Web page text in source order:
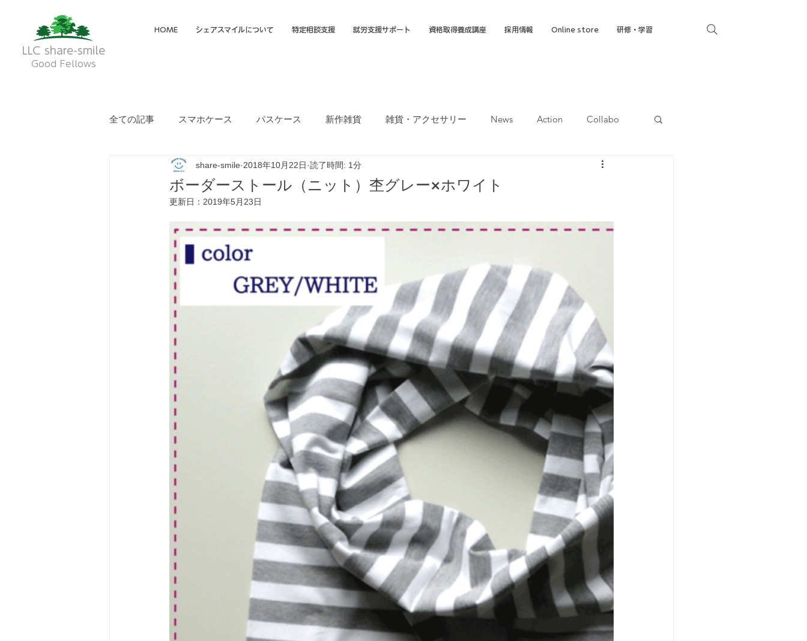
LLC share-smile
Good Fellows
HOME シェアスマイルについて 特定相談支援 就労支援サポート 資格取得養成講座 採用情報 Online store 研修・学習
全ての記事 スマホケース パスケース 新作雑貨 雑貨・アクセサリー News Action Collabo
メイディア掲載・動画 フクオカTシャツマーケット 就労移行支援
ボーダーストール（ニット）杢グレー×ホワイト
share-smile 2018年10月22日 読了時間: 1分
更新日： 2019年5月23日